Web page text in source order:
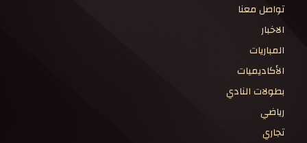
تواصل معنا
الاخبار
المباريات
الأكاديميات
بطولات النادي
رياضي
تجاري